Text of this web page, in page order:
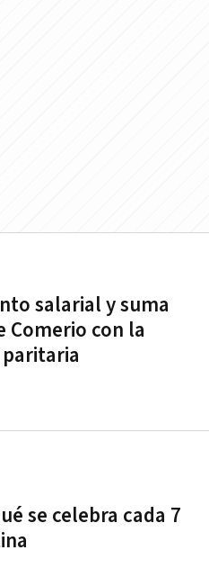
salarial y suma
Comerio con la
se celebra cada 7